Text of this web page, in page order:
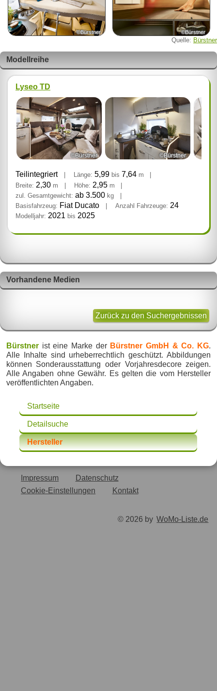
©Bürstner ©Bürstner
Quelle: Bürstner
Modellreihe
Lyseo TD
©Bürstner ©Bürstner
Teilintegriert Länge: 5,99 bis 7,64 m
Breite: 2,30 m | Höhe: 2,95 m
|
zul. Gesamtgewicht: ab 3.500 kg
|
Basisfahrzeug: Fiat Ducato Anzahl Fahrzeuge: 24
Modelljahr: 2021 bis 2025
Vorhandene Medien
Zurück zu den Suchergebnissen
Bürstnerist eine Marke der Bürstner GmbH & Co. KG.
Alle Inhalte sind urheberrechtlich geschützt. Abbildungen
können Sonderausstattung oder Vorjahresdecore zeigen.
Alle Angaben ohne Gewähr. Es gelten die vom Hersteller
veröffentlichten Angaben.
Startseite
Detailsuche
Hersteller
Impressum
Datenschutz
Cookie-Einstellungen
Kontakt
© 2026 by WoMo-Liste.de